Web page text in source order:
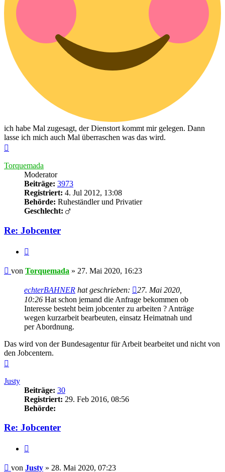
ich habe Mal zugesagt, der Dienstort kommt mir gelegen. Dann
lasse ich mich auch Mal überraschen was das wird.
Torquemada
Moderator
Beiträge: 3973
Registriert: 4. Jul 2012, 13:08
Behörde: Ruheständler und Privatier
Geschlecht:
Re: Jobcenter
Beitrag
von Torquemada » 27. Mai 2020, 16:23
echterBAHNER hat geschrieben:
27. Mai 2020,
10:26 Hat schon jemand die Anfrage bekommen ob
Interesse besteht beim jobcenter zu arbeiten ? Anträge
wegen kurzarbeit bearbeuten, einsatz Heimatnah und
per Abordnung.
Das wird von der Bundesagentur für Arbeit bearbeitet und nicht von
den Jobcentern.
Justy
Beiträge: 30
Registriert: 29. Feb 2016, 08:56
Behörde:
Re: Jobcenter
Beitrag
von Justy » 28. Mai 2020, 07:23